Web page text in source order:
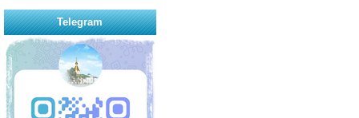
Telegram